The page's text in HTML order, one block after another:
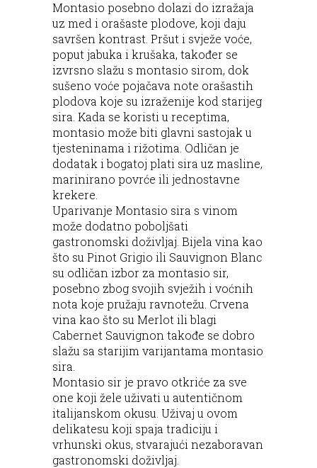
Montasio posebno dolazi do izražaja
uz med i orašaste plodove, koji daju
savršen kontrast. Pršut i svježe voće,
poput jabuka i krušaka, također se
izvrsno slažu s montasio sirom, dok
sušeno voće pojačava note orašastih
plodova koje su izraženije kod starijeg
sira. Kada se koristi u receptima,
montasio može biti glavni sastojak u
tjesteninama i rižotima. Odličan je
dodatak i bogatoj plati sira uz masline,
marinirano povrće ili jednostavne
krekere.
Uparivanje Montasio sira s vinom
može dodatno poboljšati
gastronomski doživljaj. Bijela vina kao
što su Pinot Grigio ili Sauvignon Blanc
su odličan izbor za montasio sir,
posebno zbog svojih svježih i voćnih
nota koje pružaju ravnotežu. Crvena
vina kao što su Merlot ili blagi
Cabernet Sauvignon takođe se dobro
slažu sa starijim varijantama montasio
sira.
Montasio sir je pravo otkriće za sve
one koji žele uživati u autentičnom
italijanskom okusu. Uživaj u ovom
delikatesu koji spaja tradiciju i
vrhunski okus, stvarajući nezaboravan
gastronomski doživljaj.